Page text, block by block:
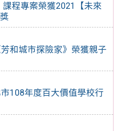
程專案榮獲2021【未來
和城市探險家》榮獲親子
108年度百大價值學校行